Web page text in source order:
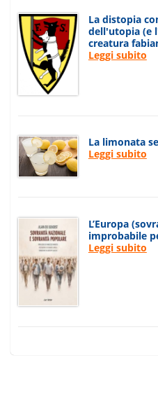
La distopia
dell'utopia (e
creatura
Leggi subito
La limonata
Leggi subito
L’Europa
improbabile
Leggi subito